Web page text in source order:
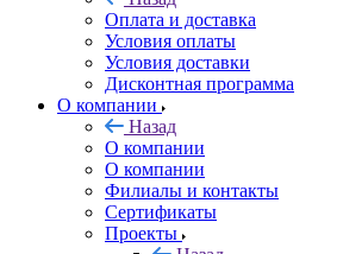
Оплата и доставка
Условия оплаты
Условия доставки
Дисконтная программа
О компании
Назад
О компании
О компании
Филиалы и контакты
Сертификаты
Проекты